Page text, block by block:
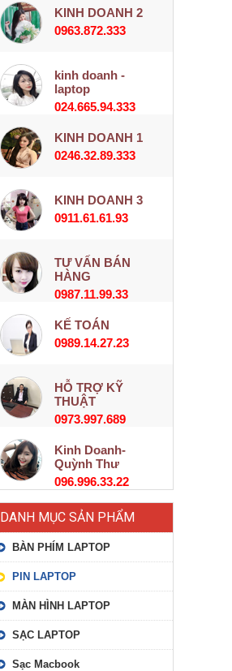
KINH DOANH 2
0963.872.333
kinh doanh -
laptop
024.665.94.333
KINH DOANH 1
0246.32.89.333
KINH DOANH 3
0911.61.61.93
TƯ VẤN BÁN
HÀNG
0987.11.99.33
KẾ TOÁN
0989.14.27.23
HỖ TRỢ KỸ
THUẬT
0973.997.689
Kinh Doanh-
Quỳnh Thư
096.996.33.22
DANH MỤC SẢN PHẨM
BÀN PHÍM LAPTOP
PIN LAPTOP
MÀN HÌNH LAPTOP
SẠC LAPTOP
Sạc Macbook